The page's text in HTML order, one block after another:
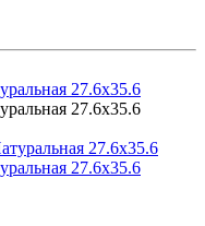
27.6x35.6
27.6x35.6
27.6x35.6